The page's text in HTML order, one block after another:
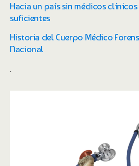
Hacia un país sin médicos
suficientes
Historia del Cuerpo Médico
Nacional
.